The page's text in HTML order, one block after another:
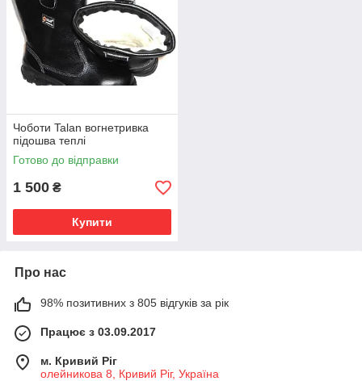
Чоботи Talan вогнетривка
підошва теплі
Готово до відправки
1 500 ₴
Купити
Про нас
98% позитивних з 805 відгуків за рік
Працює з 03.09.2017
м. Кривий Ріг
олейникова 8, Кривий Ріг, Україна